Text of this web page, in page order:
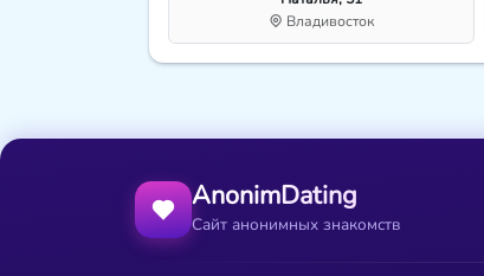
Владивосток
AnonimDating
Сайт анонимных знакомств